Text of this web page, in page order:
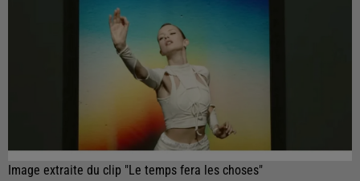
Image extraite du clip "Le temps fera les choses"